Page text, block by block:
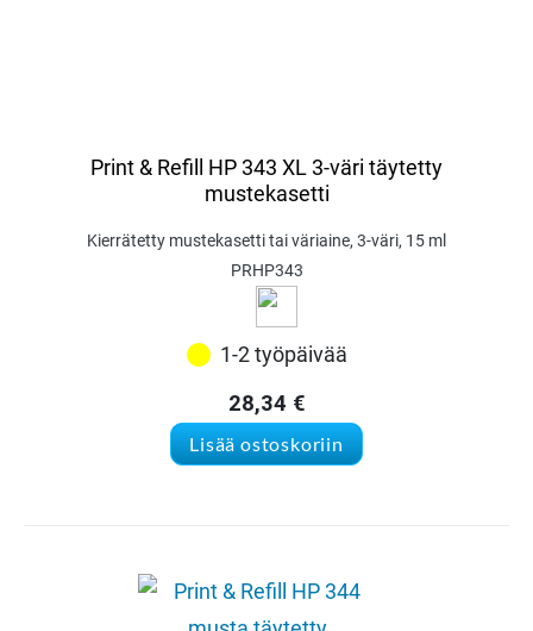
Print & Refill HP 343 XL 3-väri täytetty
mustekasetti
Kierrätetty mustekasetti tai väriaine, 3-väri, 15 ml
PRHP343
1-2 työpäivää
28,34 €
Lisää ostoskoriin